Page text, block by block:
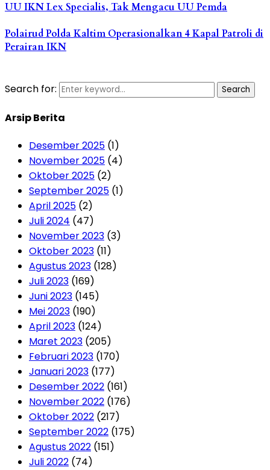
UU IKN Lex Specialis, Tak Mengacu UU Pemda
Polairud Polda Kaltim Operasionalkan 4 Kapal Patroli di
Perairan IKN
Search for: Search
Arsip Berita
Desember 2025 (1)
November 2025 (4)
Oktober 2025 (2)
September 2025 (1)
April 2025 (2)
Juli 2024 (47)
November 2023 (3)
Oktober 2023 (11)
Agustus 2023 (128)
Juli 2023 (169)
Juni 2023 (145)
Mei 2023 (190)
April 2023 (124)
Maret 2023 (205)
Februari 2023 (170)
Januari 2023 (177)
Desember 2022 (161)
November 2022 (176)
Oktober 2022 (217)
September 2022 (175)
Agustus 2022 (151)
Juli 2022 (74)